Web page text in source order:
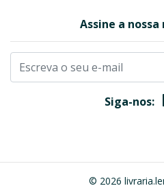
Assine a
Siga-nos:
© 2026